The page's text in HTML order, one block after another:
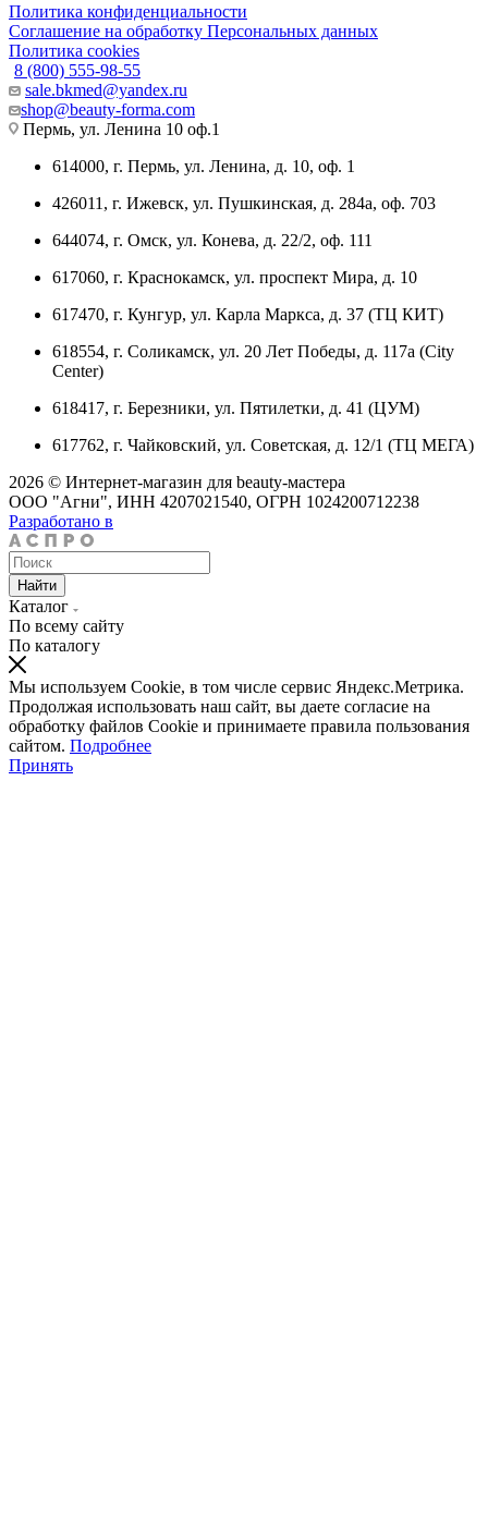
Политика конфиденциальности
Соглашение на обработку Персональных данных
Политика cookies
8 (800) 555-98-55
sale.bkmed@yandex.ru
shop@beauty-forma.com
Пермь, ул. Ленина 10 оф.1
614000, г. Пермь, ул. Ленина, д. 10, оф. 1
426011, г. Ижевск, ул. Пушкинская, д. 284а, оф. 703
644074, г. Омск, ул. Конева, д. 22/2, оф. 111
617060, г. Краснокамск, ул. проспект Мира, д. 10
617470, г. Кунгур, ул. Карла Маркса, д. 37 (ТЦ КИТ)
618554, г. Соликамск, ул. 20 Лет Победы, д. 117а (City
Center)
618417, г. Березники, ул. Пятилетки, д. 41 (ЦУМ)
617762, г. Чайковский, ул. Советская, д. 12/1 (ТЦ МЕГА)
2026 © Интернет-магазин для beauty-мастера
ООО "Агни", ИНН 4207021540, ОГРН 1024200712238
Разработано в
Найти
Каталог
По всему сайту
По каталогу
Мы используем Cookie, в том числе сервис Яндекс.Метрика.
Продолжая использовать наш сайт, вы даете согласие на
обработку файлов Cookie и принимаете правила пользования
сайтом. Подробнее
Принять